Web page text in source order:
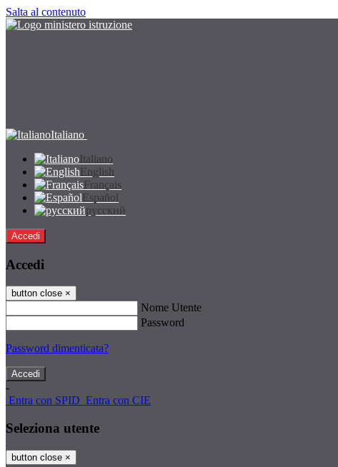
Salta al contenuto
Italiano
Italiano
English
Français
Español
русский
Accedi
Accedi
button close ×
Nome Utente
Password
Password dimenticata?
-
Entra con SPID Entra con CIE
Seleziona utente
button close ×